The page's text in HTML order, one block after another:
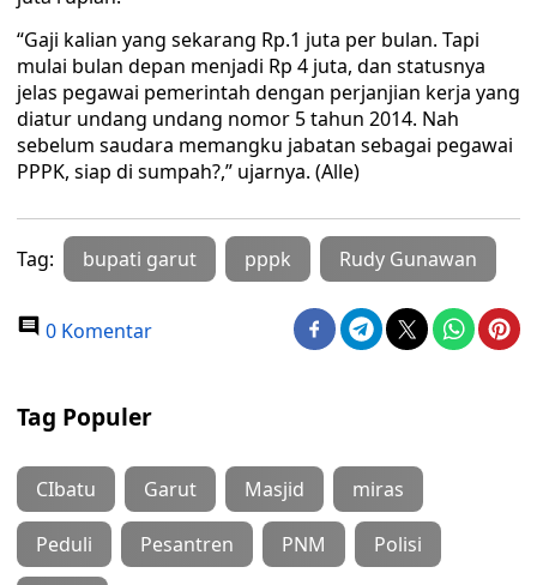
“Gaji kalian yang sekarang Rp.1 juta per bulan. Tapi
mulai bulan depan menjadi Rp 4 juta, dan statusnya
jelas pegawai pemerintah dengan perjanjian kerja yang
diatur undang undang nomor 5 tahun 2014. Nah
sebelum saudara memangku jabatan sebagai pegawai
PPPK, siap di sumpah?,” ujarnya. (Alle)
Tag: bupati garut pppk Rudy Gunawan
0 Komentar
Tag Populer
CIbatu Garut Masjid miras
Peduli Pesantren PNM Polisi